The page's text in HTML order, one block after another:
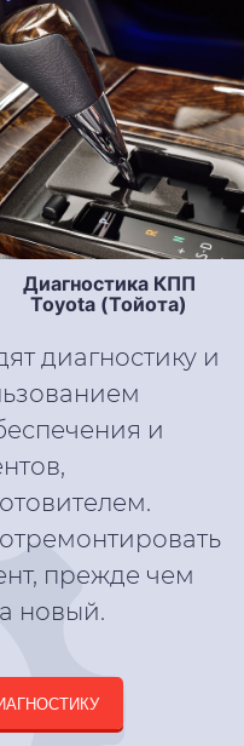
Диагностика КПП
Toyota (Тойота)
диагностику и
и
прежде чем
новый.